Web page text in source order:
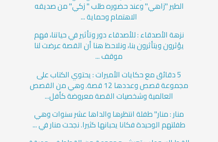
الطير "زاهي" وعند حضوره طلب " زكي" من صديقه
الاهتمام وحماية ...
نزهة الأصدقاء : للأصدقاء دور وتأثير في حياتنا، فهم
يؤثرون ويتأثرون بنا، ونلاحظ هنا أن القصة عرضت لنا
موقف ...
5 دقائق مع حكايات الأميرات : يحتوي الكتاب على
مجموعة قصص وعددها 12 قصة. وهي من القصص
العالمية وشخصيات القصة معروضة كأفل...
منار : منار" طفلة انتظرها والداها عشر سنوات وهي
طفلتهم الوحيدة فكانا يحبانها كثيرا. نجحت منار في ...